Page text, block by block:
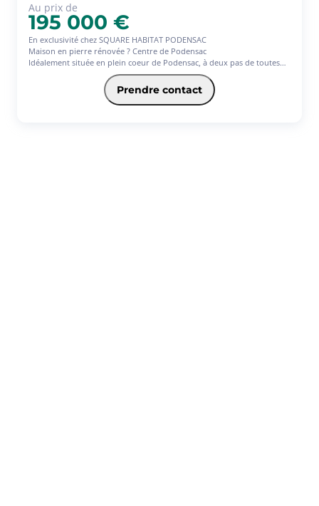
Au prix de
195 000 €
En exclusivité chez SQUARE HABITAT PODENSAC
Maison en pierre rénovée ? Centre de Podensac
Idéalement située en plein coeur de Podensac, à deux pas de toutes
les commodités (gare, pôle médical, écoles, collège, commerces), venez
découvrir cette charmante maison en pierre de 85 m², prête à vous
accueillir. Vous serez séduits par sa belle pièce de vie lumineuse avec
cuisine ouverte sur le salon, offrant un espace convivial et
Prendre contact